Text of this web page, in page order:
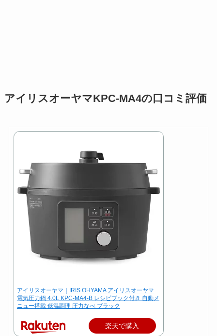
アイリスオーヤマKPC-MA4の口コミ評価
アイリスオーヤマ｜IRIS OHYAMA アイリスオーヤマ
電気圧力鍋 4.0L KPC-MA4-B レシピブック付き 自動メ
ニュー搭載 低温調理 圧力なべ ブラック
楽天で購入